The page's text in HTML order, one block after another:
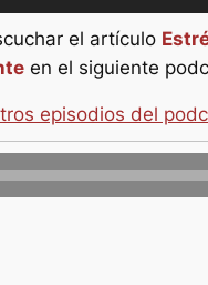
el artículo
en el siguiente
episodios del